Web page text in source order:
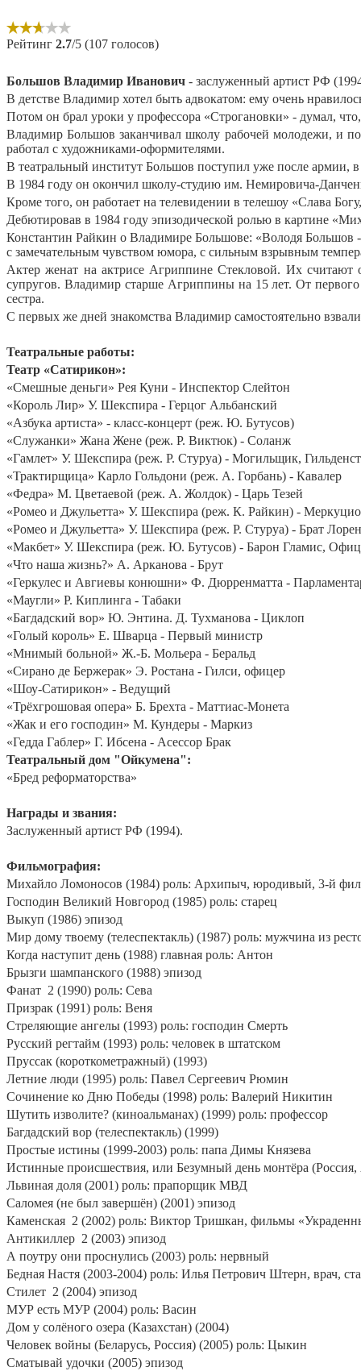
Рейтинг 2.7/5 (107 голосов)
Большов Владимир Иванович - заслуженный артист РФ
В детстве Владимир хотел быть адвокатом: ему очень
Потом он брал уроки у профессора «Строгановки» - думал,
Владимир Большов заканчивал школу рабочей молодежи, и
работал с художниками-оформителями.
В театральный институт Большов поступил уже после армии, в
В 1984 году он окончил школу-студию им. Немировича-
Кроме того, он работает на телевидении в телешоу «Слава
Дебютировав в 1984 году эпизодической ролью в картине
Константин Райкин о Владимире Большове: «Володя Большов -
с замечательным чувством юмора, с сильным взрывным
Актер женат на актрисе Агриппине Стекловой. Их
супругов. Владимир старше Агриппины на 15 лет. От
сестра.
С первых же дней знакомства Владимир самостоятельно
Театральные работы:
Театр «Сатирикон»:
«Смешные деньги» Рея Куни - Инспектор Слейтон
«Король Лир» У. Шекспира - Герцог Альбанский
«Азбука артиста» - класс-концерт (реж. Ю. Бутусов)
«Служанки» Жана Жене (реж. Р. Виктюк) - Соланж
«Гамлет» У. Шекспира (реж. Р. Стуруа) - Могильщик,
«Трактирщица» Карло Гольдони (реж. А. Горбань) - Кавалер
«Федра» М. Цветаевой (реж. А. Жолдок) - Царь Тезей
«Ромео и Джульетта» У. Шекспира (реж. К. Райкин) - Меркуцио
«Ромео и Джульетта» У. Шекспира (реж. Р. Стуруа) - Брат
«Макбет» У. Шекспира (реж. Ю. Бутусов) - Барон Гламис,
«Что наша жизнь?» А. Арканова - Брут
«Геркулес и Авгиевы конюшни» Ф. Дюрренматта -
«Маугли» Р. Киплинга - Табаки
«Багдадский вор» Ю. Энтина. Д. Тухманова - Циклоп
«Голый король» Е. Шварца - Первый министр
«Мнимый больной» Ж.-Б. Мольера - Беральд
«Сирано де Бержерак» Э. Ростана - Гилси, офицер
«Шоу-Сатирикон» - Ведущий
«Трёхгрошовая опера» Б. Брехта - Маттиас-Монета
«Жак и его господин» М. Кундеры - Маркиз
«Гедда Габлер» Г. Ибсена - Асессор Брак
Театральный дом "Ойкумена":
«Бред реформаторства»
Награды и звания:
Заслуженный артист РФ (1994).
Фильмография:
Михайло Ломоносов (1984) роль: Архипыч, юродивый, 3-й
Господин Великий Новгород (1985) роль: старец
Выкуп (1986) эпизод
Мир дому твоему (телеспектакль) (1987) роль: мужчина из
Когда наступит день (1988) главная роль: Антон
Брызги шампанского (1988) эпизод
Фанат 2 (1990) роль: Сева
Призрак (1991) роль: Веня
Стреляющие ангелы (1993) роль: господин Смерть
Русский регтайм (1993) роль: человек в штатском
Пруссак (короткометражный) (1993)
Летние люди (1995) роль: Павел Сергеевич Рюмин
Сочинение ко Дню Победы (1998) роль: Валерий Никитин
Шутить изволите? (киноальманах) (1999) роль: профессор
Багдадский вор (телеспектакль) (1999)
Простые истины (1999-2003) роль: папа Димы Князева
Истинные происшествия, или Безумный день монтёра
Львиная доля (2001) роль: прапорщик МВД
Саломея (не был завершён) (2001) эпизод
Каменская 2 (2002) роль: Виктор Тришкан, фильмы
Антикиллер 2 (2003) эпизод
А поутру они проснулись (2003) роль: нервный
Бедная Настя (2003-2004) роль: Илья Петрович Штерн, врач,
Стилет 2 (2004) эпизод
МУР есть МУР (2004) роль: Васин
Дом у солёного озера (Казахстан) (2004)
Человек войны (Беларусь, Россия) (2005) роль: Цыкин
Сматывай удочки (2005) эпизод